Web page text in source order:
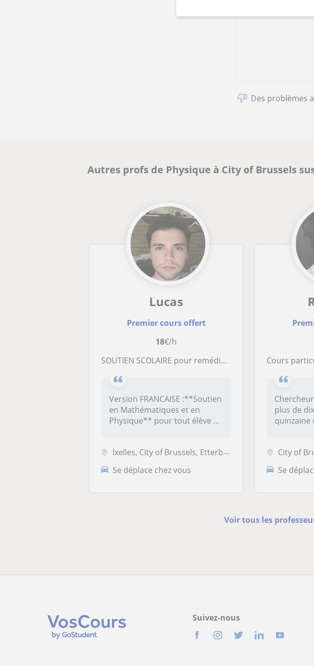
Des problèmes
Autres profs de Physique à City of Brussels
Lucas
Premier cours offert
18€/h
SOUTIEN SCOLAIRE pour remédier à l'échec et viser l'UNIVERSITE
Version FRANCAISE :**Soutien
en Mathématiques et en
Physique** pour tout élève du
Ixelles, City of Brussels, Etterbeek, Koekelberg, Saint-Josse-ten-Nood...
Se déplace chez vous
Cours
plus de
quinzaine
City of Brussels,
Se
Voir tous les
Suivez-nous